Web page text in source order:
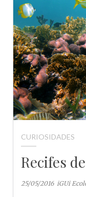
CURIOSIDADES
Recifes
25/05/2016 iGUi